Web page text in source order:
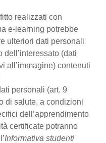
realizzati con
e-learning potrebbe
ulteriori dati personali
(dati
all’immagine) contenuti
personali (art. 9
di salute, a condizioni
dell’apprendimento
certificate potranno
Informativa studenti